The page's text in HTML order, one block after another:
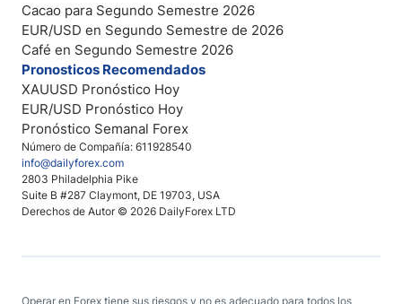
Número de Compañía: 611928540
info@dailyforex.com
2803 Philadelphia Pike
Suite B #287 Claymont, DE 19703, USA
Derechos de Autor © 2026 DailyForex LTD
Cacao para Segundo Semestre 2026
EUR/USD en Segundo Semestre de 2026
Café en Segundo Semestre 2026
Pronosticos Recomendados
XAUUSD Pronóstico Hoy
EUR/USD Pronóstico Hoy
Pronóstico Semanal Forex
Operar en Forex tiene sus riesgos y no es adecuado para todos los